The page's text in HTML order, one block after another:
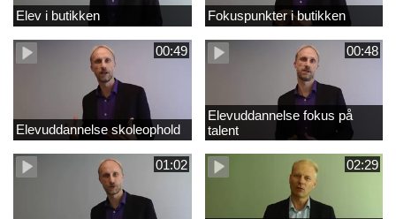
Elev i butikken Fokuspunkter i butikken
00:49
Elevuddannelse skoleophold
00:48
Elevuddannelse fokus på
talent
01:02 02:29